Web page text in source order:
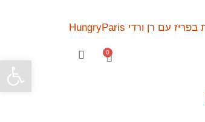
0
פתח